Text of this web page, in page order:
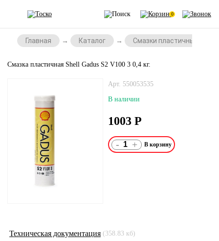
0
Главная Каталог Смазки пластичные
Смазка пластичная Shell Gadus S2 V100 3 0,4 кг.
Арт. 550053535
В наличии
1003 Р
- +
Техническая документация (358.83 кб)